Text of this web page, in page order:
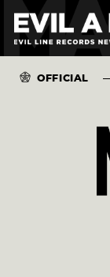
OFFICIAL